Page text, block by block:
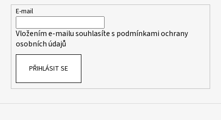
E-mail
Vložením e-mailu souhlasíte s podmínkami ochrany
osobních údajů
PŘIHLÁSIT SE